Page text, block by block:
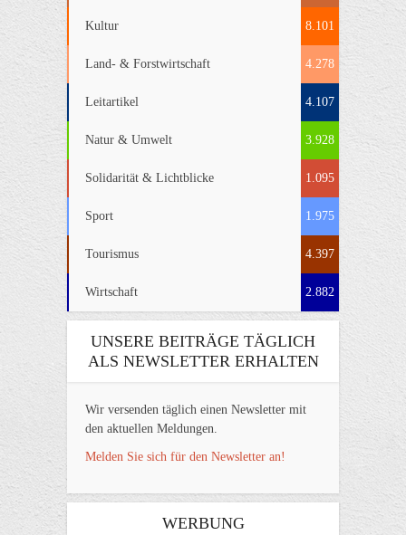
Kultur 8.101
Land- & Forstwirtschaft 4.278
Leitartikel 4.107
Natur & Umwelt 3.928
Solidarität & Lichtblicke 1.095
Sport 1.975
Tourismus 4.397
Wirtschaft 2.882
UNSERE BEITRÄGE TÄGLICH
ALS NEWSLETTER ERHALTEN
Wir versenden täglich einen Newsletter mit
den aktuellen Meldungen.
Melden Sie sich für den Newsletter an!
WERBUNG